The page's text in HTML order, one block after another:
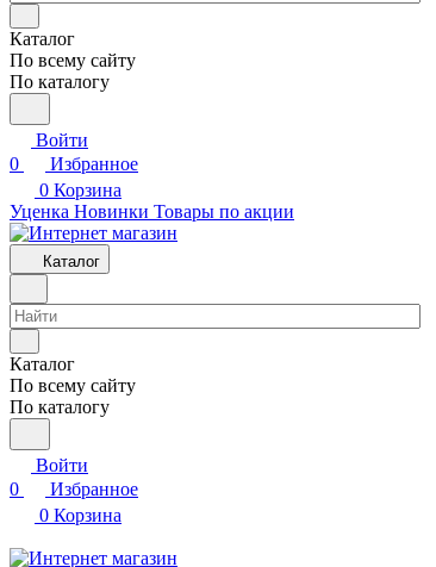
Каталог
По всему сайту
По каталогу
Войти
0
Избранное
0 Корзина
Уценка Новинки Товары по акции
Каталог
Каталог
По всему сайту
По каталогу
Войти
0
Избранное
0 Корзина